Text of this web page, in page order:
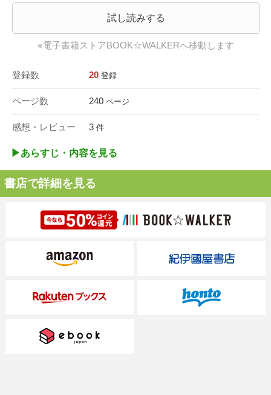
試し読みする
※電子書籍ストアBOOK☆WALKERへ移動します
登録数 20 登録
ページ数 240 ページ
感想・レビュー 3 件
▶︎あらすじ・内容を見る
書店で詳細を見る